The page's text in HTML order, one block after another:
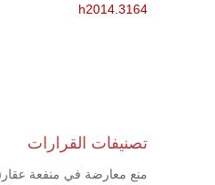
h2014.3164
تصنيفات القرارات
منع معارضة في منفعة عقار